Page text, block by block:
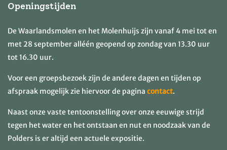
Openingstijden
De Waarlandsmolen en het Molenhuijs zijn vanaf 4 mei tot en
met 28 september alléén geopend op zondag van 13.30 uur
tot 16.30 uur.
Voor een groepsbezoek zijn de andere dagen en tijden op
afspraak mogelijk zie hiervoor de pagina contact.
Naast onze vaste tentoonstelling over onze eeuwige strijd
tegen het water en het ontstaan en nut en noodzaak van de
Polders is er altijd een actuele expositie.